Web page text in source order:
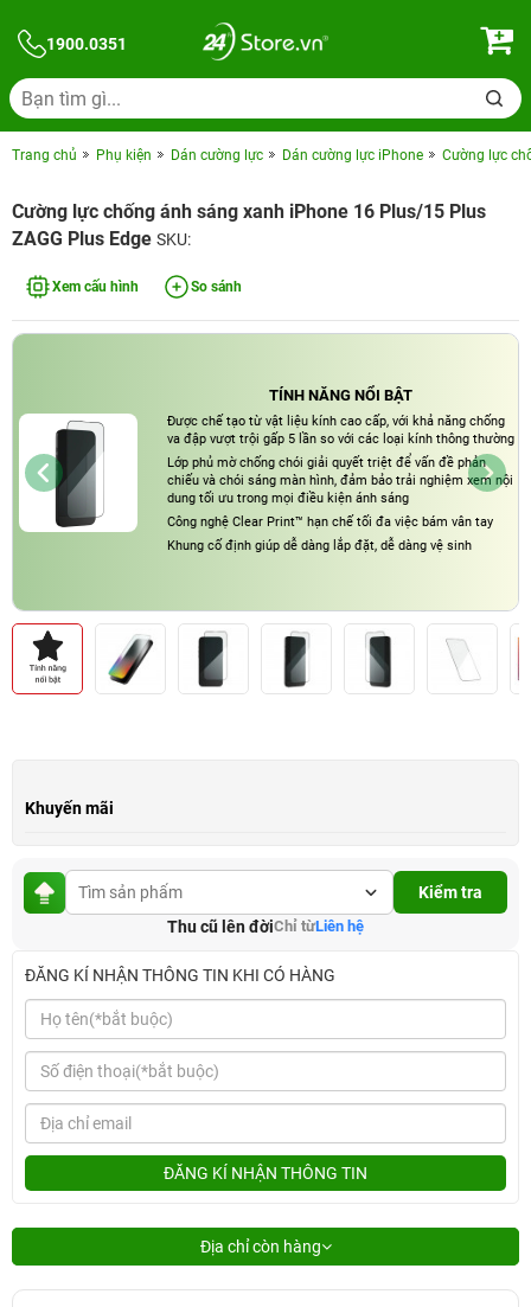
1900.0351
Trang chủ Phụ kiện Dán cường lực Dán cường lực iPhone Cường lực
Cường lực chống ánh sáng xanh iPhone 16 Plus/15 Plus
ZAGG Plus Edge SKU:
Xem cấu hình So sánh
TÍNH NĂNG NỔI BẬT
Được chế tạo từ vật liệu kính cao cấp, với khả năng chống
va đập vượt trội gấp 5 lần so với các loại kính thông thường
Lớp phủ mờ chống chói giải quyết triệt để vấn đề phản
chiếu và chói sáng màn hình, đảm bảo trải nghiệm xem nội
dung tối ưu trong mọi điều kiện ánh sáng
Công nghệ Clear Print™ hạn chế tối đa việc bám vân tay
Khung cố định giúp dễ dàng lắp đặt, dễ dàng vệ sinh
Khuyến mãi
Kiểm tra
Thu cũ lên đờiChỉ từLiên hệ
ĐĂNG KÍ NHẬN THÔNG TIN KHI CÓ HÀNG
ĐĂNG KÍ NHẬN THÔNG TIN
Địa chỉ còn hàng